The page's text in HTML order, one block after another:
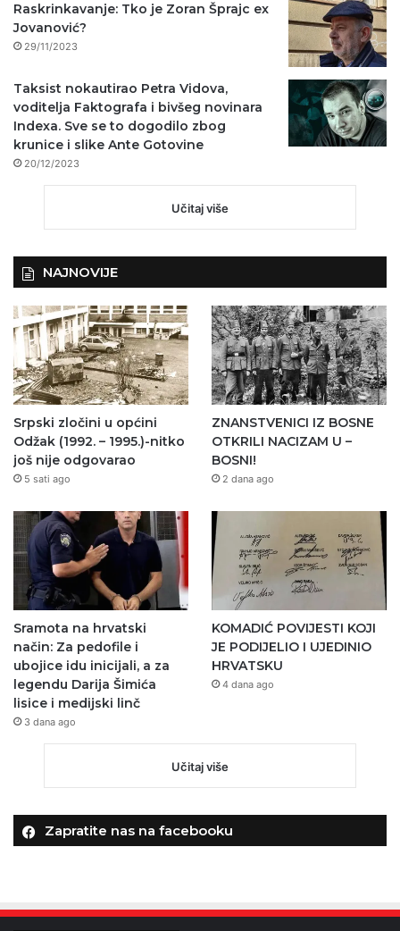
Raskrinkavanje: Tko je Zoran Šprajc ex
Jovanović?
29/11/2023
Taksist nokautirao Petra Vidova,
voditelja Faktografa i bivšeg novinara
Indexa. Sve se to dogodilo zbog
krunice i slike Ante Gotovine
20/12/2023
Učitaj više
NAJNOVIJE
Srpski zločini u općini
Odžak (1992. – 1995.)-nitko
još nije odgovarao
5 sati ago
ZNANSTVENICI IZ BOSNE
OTKRILI NACIZAM U –
BOSNI!
2 dana ago
Sramota na hrvatski
način: Za pedofile i
ubojice idu inicijali, a za
legendu Darija Šimića
lisice i medijski linč
3 dana ago
KOMADIĆ POVIJESTI KOJI
JE PODIJELIO I UJEDINIO
HRVATSKU
4 dana ago
Učitaj više
Zapratite nas na facebooku